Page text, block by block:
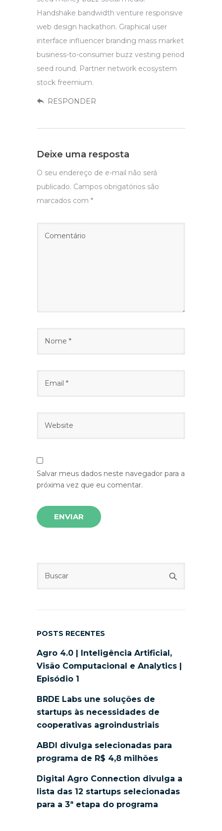
Handshake bandwidth venture responsive
web design hackathon. Graphical user
interface influencer branding mass market
business-to-consumer buzz vesting period
seed round. Partner network ecosystem
stock freemium.
RESPONDER
Deixe uma resposta
O seu endereço de e-mail não será
publicado. Campos obrigatórios são
marcados com *
Salvar meus dados neste navegador para a
próxima vez que eu comentar.
POSTS RECENTES
Agro 4.0 | Inteligência Artificial,
Visão Computacional e Analytics |
Episódio 1
BRDE Labs une soluções de
startups às necessidades de
cooperativas agroindustriais
ABDI divulga selecionadas para
programa de R$ 4,8 milhões
Digital Agro Connection divulga a
lista das 12 startups selecionadas
para a 3ª etapa do programa